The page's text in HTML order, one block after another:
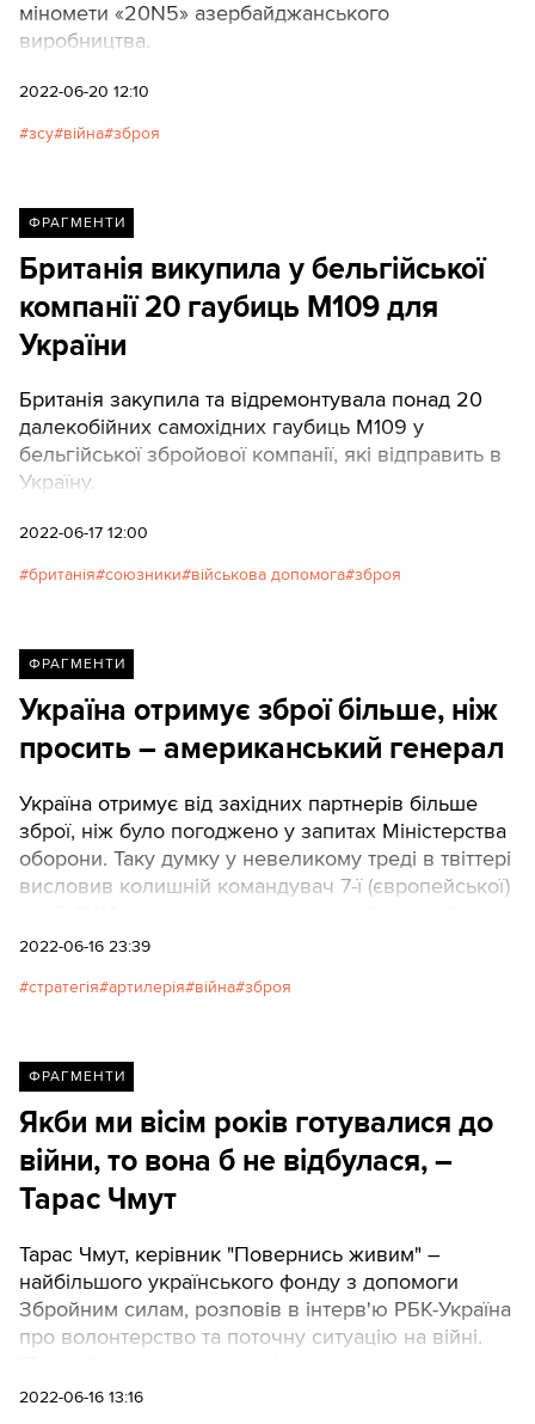
міномети «20N5» азербайджанського
виробництва.
2022-06-20 12:10
зсу війна зброя
ФРАГМЕНТИ
Британія викупила у бельгійської
компанії 20 гаубиць M109 для
України
Британія закупила та відремонтувала понад 20
далекобійних самохідних гаубиць M109 у
бельгійської збройової компанії, які відправить в
Україну.
2022-06-17 12:00
британія союзники військова допомога зброя
ФРАГМЕНТИ
Україна отримує зброї більше, ніж
просить – американський генерал
Україна отримує від західних партнерів більше
зброї, ніж було погоджено у запитах Міністерства
оборони. Таку думку у невеликому треді в твіттері
висловив колишній командувач 7-ї (європейської)
експерт Марк Гертлінг.
2022-06-16 23:39
стратегія артилерія війна зброя
ФРАГМЕНТИ
Якби ми вісім років готувалися до
війни, то вона б не відбулася, –
Тарас Чмут
Тарас Чмут, керівник "Повернись живим" –
найбільшого українського фонду з допомоги
Збройним силам, розповів в інтерв'ю РБК-Україна
про волонтерство та поточну ситуацію на війні.
2022-06-16 13:16